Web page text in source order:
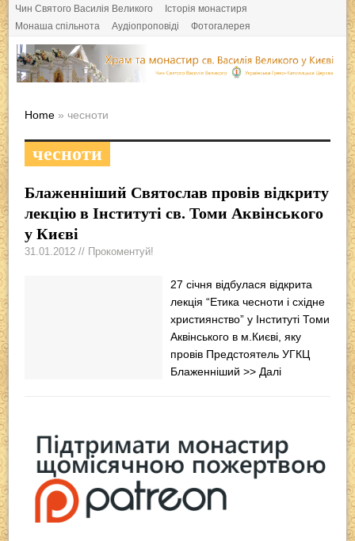
Чин Святого Василія Великого
Історія монастиря
Монаша спільнота
Аудіопроповіді Фотогалерея
Home » чесноти
чесноти
Блаженніший Святослав провів відкриту
лекцію в Інституті св. Томи Аквінського
у Києві
31.01.2012 // Прокоментуй!
27 січня відбулася відкрита
лекція “Етика чесноти і східне
християнство” у Інституті Томи
Аквінського в м.Києві, яку
провів Предстоятель УГКЦ
Блаженніший>> Далі